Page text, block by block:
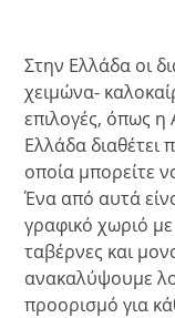
Στην Ελλάδα οι
χειμώνα-
επιλογές, όπως
Ελλάδα διαθέτει
οποία μπορείτε
Ένα από αυτά
γραφικό χωριό
ταβέρνες και
ανακαλύψουμε
προορισμό για